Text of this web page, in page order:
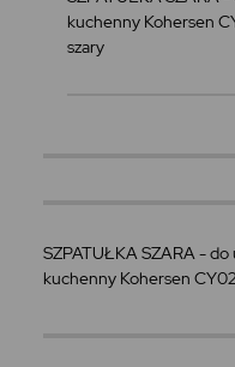
kuchenny Kohersen
szary
SZPATUŁKA SZARA -
kuchenny Kohersen